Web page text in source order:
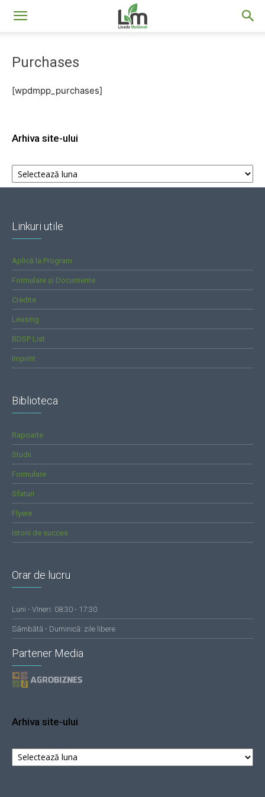
Livada
Moldovei
Purchases
[wpdmpp_purchases]
Arhiva site-ului
Arhiva
site-
ului
Linkuri utile
Aplică la Program
Formulare și Documente
Credite
Leasing
BDSP List
Imprint
Biblioteca
Rapoarte
Studii
Formulare
Sfaturi
Flyere
Istorii de succes
Orar de lucru
Luni - VIneri: 08:30 - 17:30
Sâmbătă - Duminică: zile libere
Partener Media
Arhiva site-ului
Arhiva
site-